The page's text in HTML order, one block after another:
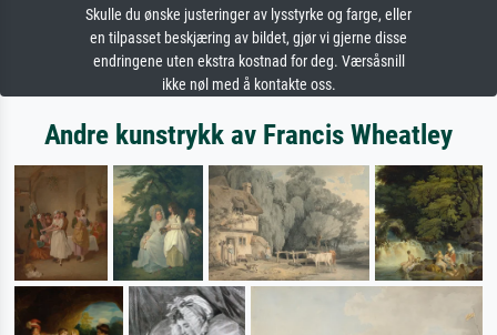
Skulle du ønske justeringer av lysstyrke og farge, eller
en tilpasset beskjæring av bildet, gjør vi gjerne disse
endringene uten ekstra kostnad for deg. Værsåsnill
ikke nøl med å kontakte oss.
Andre kunstrykk av Francis Wheatley